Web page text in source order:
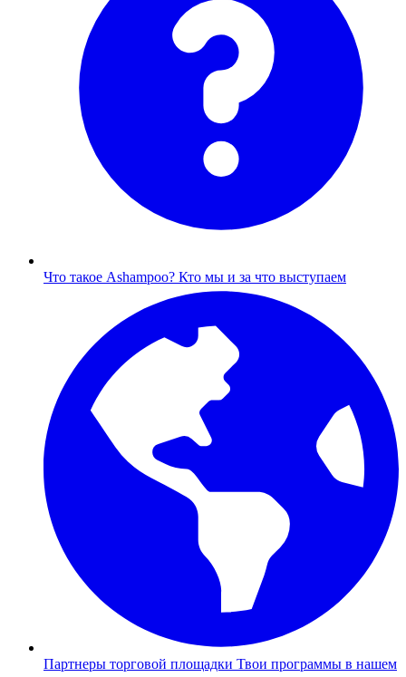
Что такое Ashampoo? Кто мы и за что выступаем
Партнеры торговой площадки Твои программы в нашем